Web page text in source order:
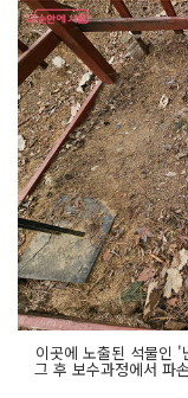
이곳에 노출된 석물인
그 후 보수과정에서 파